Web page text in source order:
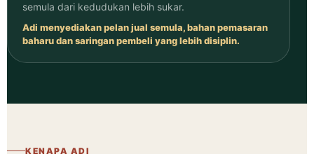
semula dari kedudukan lebih sukar.
Adi menyediakan pelan jual semula, bahan pemasaran
baharu dan saringan pembeli yang lebih disiplin.
KENAPA ADI